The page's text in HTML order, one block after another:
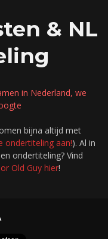
& NL
in Nederland, we
bijna altijd met
ondertiteling aan!). Al in
ondertiteling? Vind
Old Guy hier!